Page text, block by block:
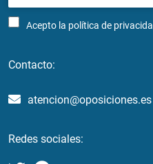
Acepto la política de
Contacto:
atencion@oposiciones.es
Redes sociales: